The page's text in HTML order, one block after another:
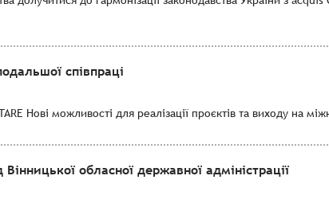
співпраці
Нові можливості для реалізації проєктів та виходу на
обласної державної адміністрації